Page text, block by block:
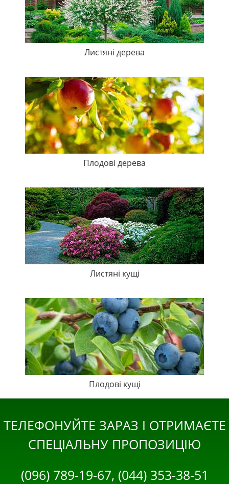
Листяні дерева
Плодові дерева
Листяні кущі
Плодові кущі
ТЕЛЕФОНУЙТЕ ЗАРАЗ І ОТРИМАЄТЕ
СПЕЦІАЛЬНУ ПРОПОЗИЦІЮ
(096) 789-19-67, (044) 353-38-51